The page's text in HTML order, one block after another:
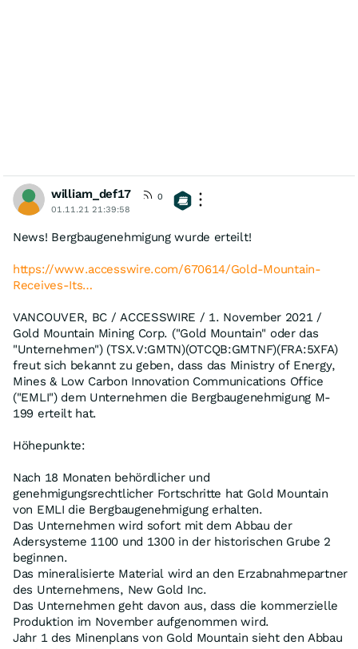
william_def17
0
01.11.21 21:39:58
News! Bergbaugenehmigung wurde erteilt!
https://www.accesswire.com/670614/Gold-Mountain-
Receives-Its…
VANCOUVER, BC / ACCESSWIRE / 1. November 2021 /
Gold Mountain Mining Corp. ("Gold Mountain" oder das
"Unternehmen") (TSX.V:GMTN)(OTCQB:GMTNF)(FRA:5XFA)
freut sich bekannt zu geben, dass das Ministry of Energy,
Mines & Low Carbon Innovation Communications Office
("EMLI") dem Unternehmen die Bergbaugenehmigung M-
199 erteilt hat.
Höhepunkte:
Nach 18 Monaten behördlicher und
genehmigungsrechtlicher Fortschritte hat Gold Mountain
von EMLI die Bergbaugenehmigung erhalten.
Das Unternehmen wird sofort mit dem Abbau der
Adersysteme 1100 und 1300 in der historischen Grube 2
beginnen.
Das mineralisierte Material wird an den Erzabnahmepartner
des Unternehmens, New Gold Inc.
Das Unternehmen geht davon aus, dass die kommerzielle
Produktion im November aufgenommen wird.
Jahr 1 des Minenplans von Gold Mountain sieht den Abbau